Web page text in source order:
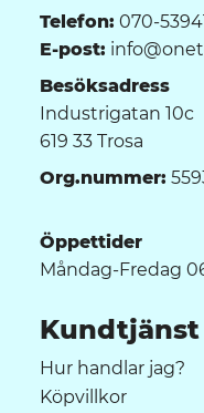
Telefon: 070-
E-post:
Besöksadress
Industrigatan 10c
619 33 Trosa
Org.nummer:
Öppettider
Måndag-Fredag
Kundtjänst
Hur handlar jag?
Köpvillkor